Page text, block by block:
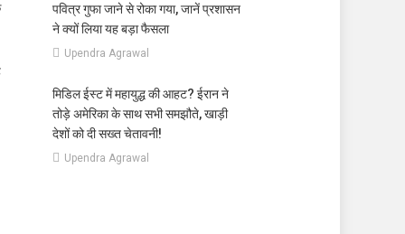
पवित्र गुफा जाने से रोका गया, जानें प्रशासन
ने क्यों लिया यह बड़ा फैसला
Upendra Agrawal
मिडिल ईस्ट में महायुद्ध की आहट? ईरान ने
तोड़े अमेरिका के साथ सभी समझौते, खाड़ी
देशों को दी सख्त चेतावनी!
Upendra Agrawal